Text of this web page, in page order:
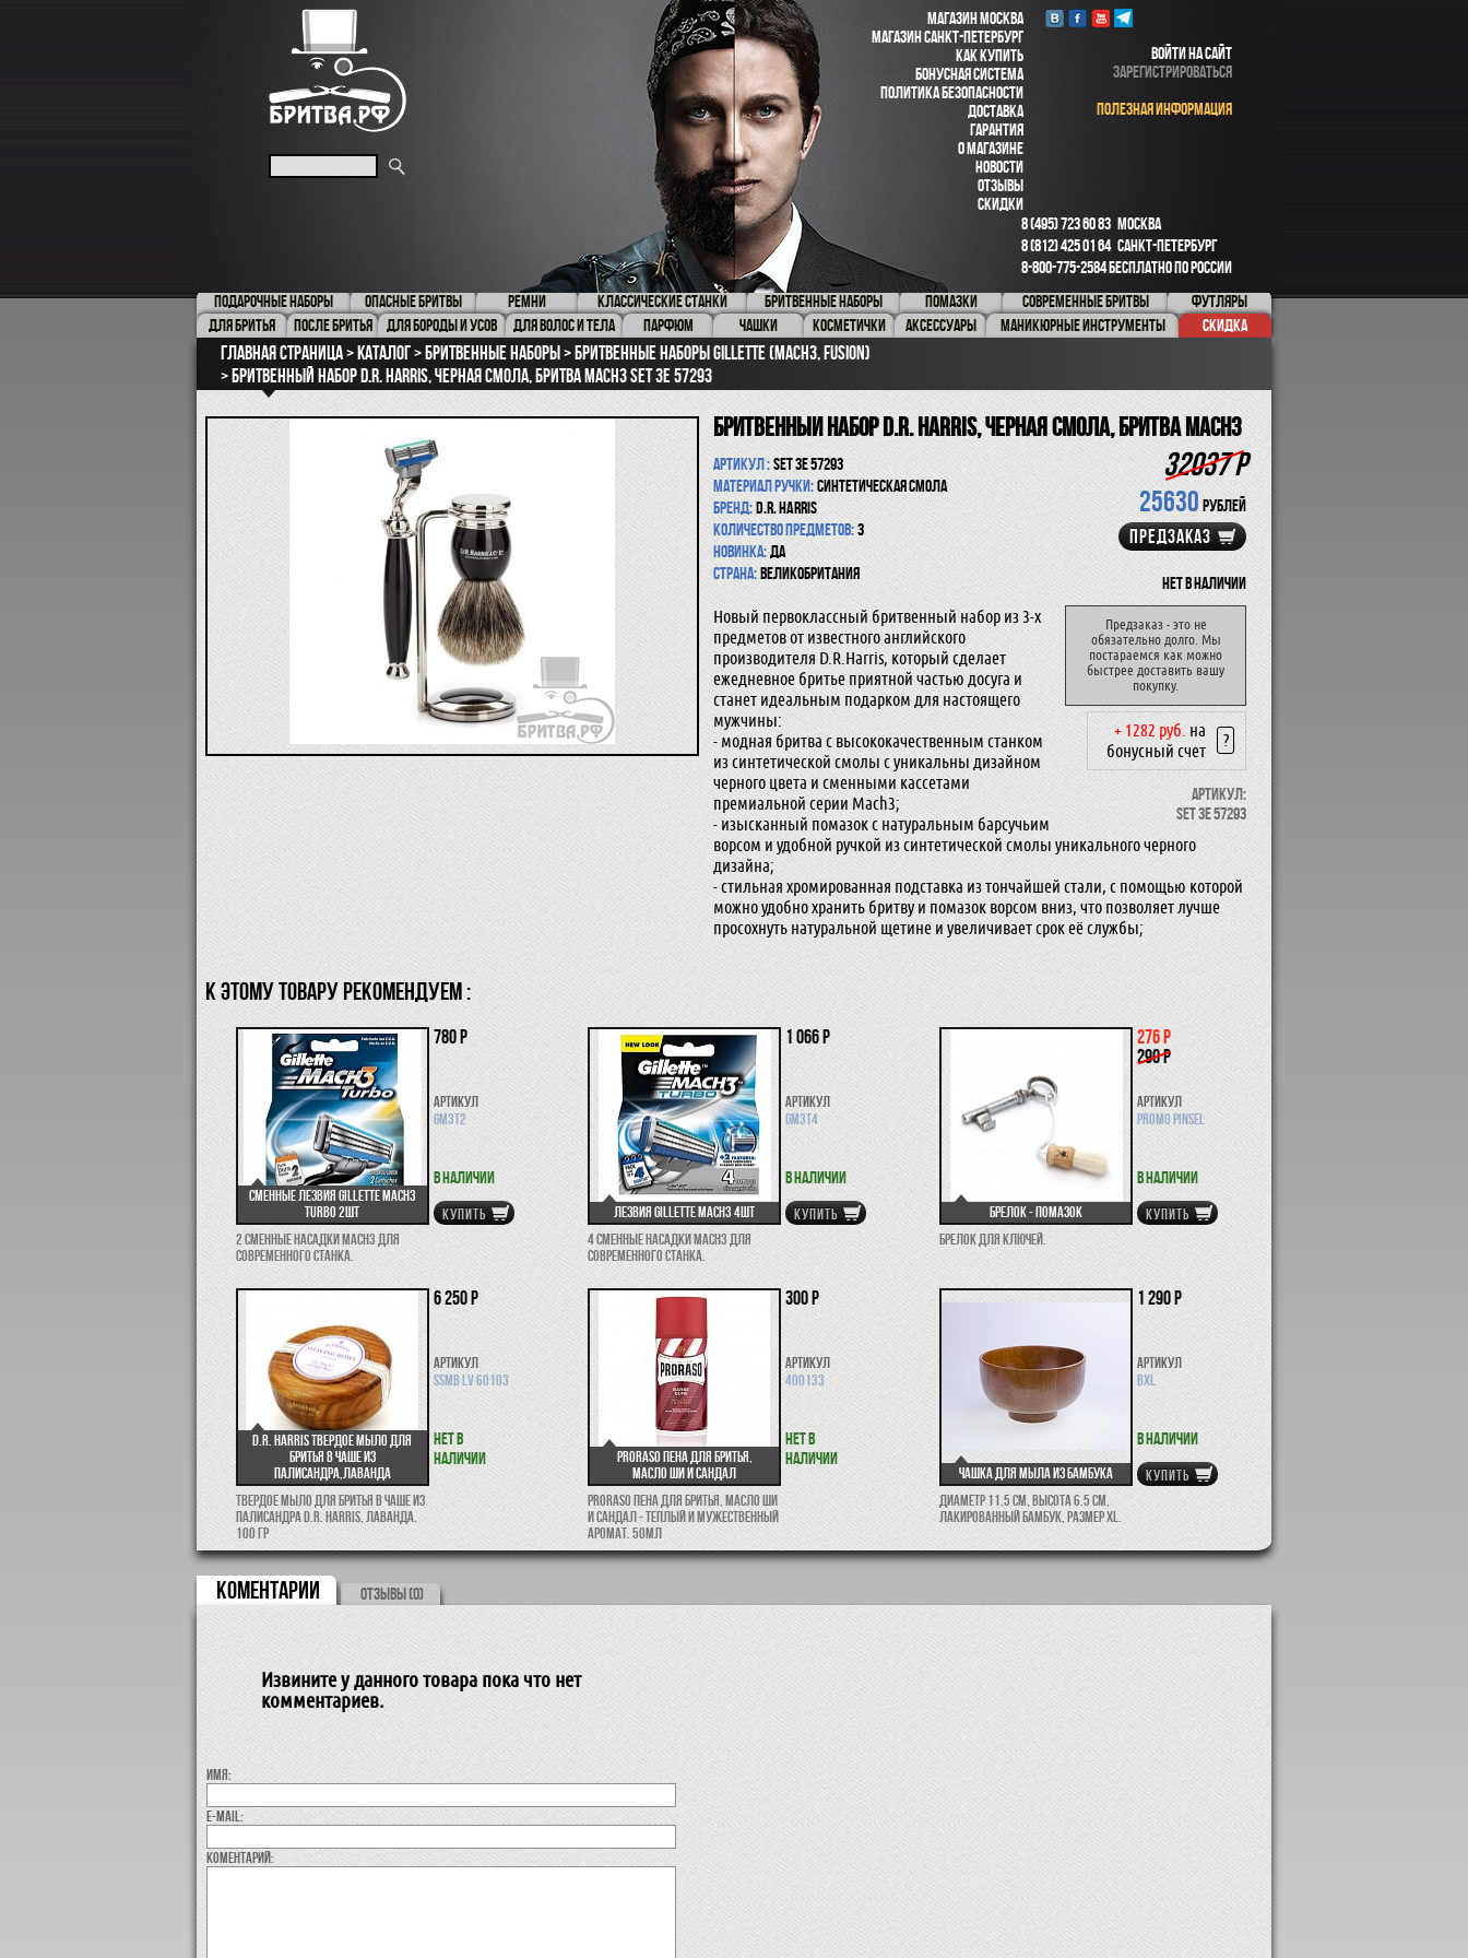
МАГАЗИН МОСКВА
МАГАЗИН САНКТ-ПЕТЕРБУРГ
КАК КУПИТЬ
БОНУСНАЯ СИСТЕМА
ПОЛИТИКА БЕЗОПАСНОСТИ
ДОСТАВКА
ГАРАНТИЯ
О МАГАЗИНЕ
НОВОСТИ
ОТЗЫВЫ
СКИДКИ
ВОЙТИ НА САЙТ
ЗАРЕГИСТРИРОВАТЬСЯ
ПОЛЕЗНАЯ ИНФОРМАЦИЯ
8 (495) 723 60 83 МОСКВА
8 (812) 425 01 64САНКТ-ПЕТЕРБУРГ
8-800-775-2584БЕСПЛАТНО ПО РОССИИ
ПОДАРОЧНЫЕ НАБОРЫ
ОПАСНЫЕ БРИТВЫ РЕМНИ КЛАССИЧЕСКИЕ СТАНКИ БРИТВЕННЫЕ НАБОРЫ ПОМАЗКИ СОВРЕМЕННЫЕ БРИТВЫ
ФУТЛЯРЫ
ДЛЯ БРИТЬЯ
ПОСЛЕ БРИТЬЯ ДЛЯ БОРОДЫ И УСОВ ДЛЯ ВОЛОС И ТЕЛА ПАРФЮМ ЧАШКИ КОСМЕТИЧКИ АКСЕССУАРЫ МАНИКЮРНЫЕ ИНСТРУМЕНТЫ СКИДКА
Главная страница Каталог Бритвенные наборы
Бритвенные наборы Gillette (Mach3, Fusion)
Бритвенный набор D.R. Harris, черная смола, бритва Mach3 SET 3E 57293
Бритвенный набор D.R. Harris, черная смола, бритва Mach3
32037 Р
25630 рублей
ПРЕДЗАКАЗ
Нет в наличии
Предзаказ - это не
обязательно долго. Мы
постараемся как можно
быстрее доставить вашу
покупку.
+ 1282 руб.на
бонусный счет
?
Артикул:
SET 3E 57293
Артикул :SET 3E 57293
Материал ручки:синтетическая смола
Бренд:D.R. Harris
Количество предметов:3
Новинка:да
Страна:Великобритания
Новый первоклассный бритвенный набор из 3-х
предметов от известного английского
производителя D.R.Harris, который сделает
ежедневное бритье приятной частью досуга и
станет идеальным подарком для настоящего
мужчины:
- модная бритва с высококачественным станком
из синтетической смолы с уникальны дизайном
черного цвета и сменными кассетами
премиальной серии Mach3;
- изысканный помазок с натуральным барсучьим
ворсом и удобной ручкой из синтетической смолы уникального черного
дизайна;
- стильная хромированная подставка из тончайшей стали, с помощью которой
можно удобно хранить бритву и помазок ворсом вниз, что позволяет лучше
просохнуть натуральной щетине и увеличивает срок её службы;
К ЭТОМУ ТОВАРУ РЕКОМЕНДУЕМ :
Сменные лезвия Gillette Mach3
Turbo 2шт
2 сменные насадки Mach3 для
современного станка.
780 р
Артикул
GM3T2
В наличии
КУПИТЬ
Лезвия Gillette Mach3 4шт
4 сменные насадки Mach3 для
современного станка.
1 066 р
Артикул
GM3T4
В наличии
КУПИТЬ
Брелок - Помазок
Брелок для ключей.
276 р
290 р
Артикул
PROMO PINSEL
В наличии
КУПИТЬ
D.R. Harris твердое мыло для
бритья в чаше из
палисандра,лаванда
Твердое мыло для бритья в чаше из
палисандра D.R. Harris, лаванда.
100 гр
6 250 р
Артикул
SSMB LV 60103
Нет в
наличии
Proraso пена для бритья,
масло Ши и сандал
Proraso пена для бритья, масло Ши
и сандал - теплый и мужественный
аромат. 50мл
300 р
Артикул
400133
Нет в
наличии
Чашка для мыла из бамбука
Диаметр 11.5 см, высота 6.5 см,
лакированный бамбук, размер XL.
1 290 р
Артикул
BXL
В наличии
КУПИТЬ
КОМЕНТАРИИ ОТЗЫВЫ (0)
Извините у данного товара пока что нет
комментариев.
Имя:
E-MAIL:
коментарий: